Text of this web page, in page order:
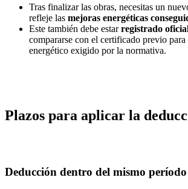
Tras finalizar las obras, necesitas un
refleje las mejoras energéticas
Este también debe estarregistrado
compararse con el certificado previo
energético exigido por la normativa.
Plazos para aplicar la
Deducción dentro del mismo